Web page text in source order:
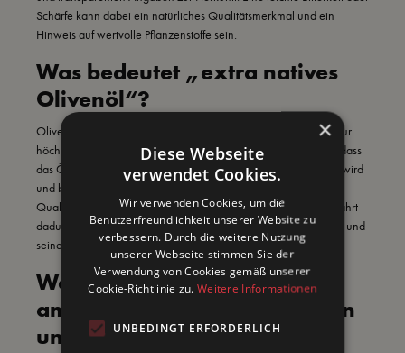
Schärfe kann dabei ein natürliches Qualitätsmerkmal und ein
Hinweis auf wertvolle Pflanzenstoffe sein.
Was bedeutet „extra natives
Olivenöl“?
Olivenöl von SENF.DE ist 100 % extra nativ und gehört damit zur
höchsten Qualitätsklasse bei Olivenöl. „Extra nativ“ bedeutet, dass
das Öl ausschließlich mit mechanischen Verfahren gewonnen wird
und bestimmte chemische sowie sensorische
Qualitätsanforderungen erfüllt. Es wird nicht raffiniert und bewahrt
dadurch seinen natürlichen Geschmack, sein fruchtiges Aroma und
seine charakteristischen Eigenschaften.
Welches Olivenöl eignet sich
am besten für Salate, Tomaten
und Antipasti?
×
Diese Webseite
verwendet Cookies.
Wir verwenden Cookies, um die
Benutzerfreundlichkeit unserer Website zu
verbessern. Durch die weitere Nutzung
unserer Webseite stimmen Sie der
Verwendung von Cookies gemäß unserer
Cookie-Richtlinie zu.Weitere Informationen
UNBEDINGT ERFORDERLICH